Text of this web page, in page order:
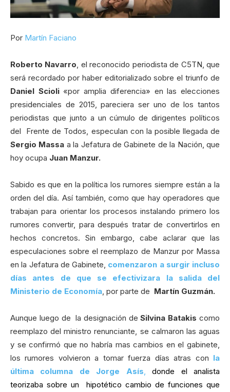
Por Martín Faciano
Roberto Navarro , el reconocido periodista de C5TN, que
será recordado por haber editorializado sobre el triunfo de
Daniel Scioli«por amplia diferencia» en las elecciones
presidenciales de 2015, pareciera ser uno de los tantos
periodistas que junto a un cúmulo de dirigentes políticos
del Frente de Todos, especulan con la posible llegada de
Sergio Massa a la Jefatura de Gabinete de la Nación, que
hoy ocupa Juan Manzur.
Sabido es que en la política los rumores siempre están a la
orden del día. Así también, como que hay operadores que
trabajan para orientar los procesos instalando primero los
rumores convertir, para después tratar de convertirlos en
hechos concretos. Sin embargo, cabe aclarar que las
especulaciones sobre el reemplazo de Manzur por Massa
en la Jefatura de Gabinete, comenzaron a surgir incluso
días antes de que se efectivizara la salida del
Ministerio de Economía , por parte de Martín Guzmán.
Aunque luego de la designación deSilvina Batakis como
reemplazo del ministro renunciante, se calmaron las aguas
y se confirmó que no habría mas cambios en el gabinete,
los rumores volvieron a tomar fuerza días atras con la
última columna de Jorge Asís
donde el analista
teorizaba sobre un hipotético cambio de funciones que